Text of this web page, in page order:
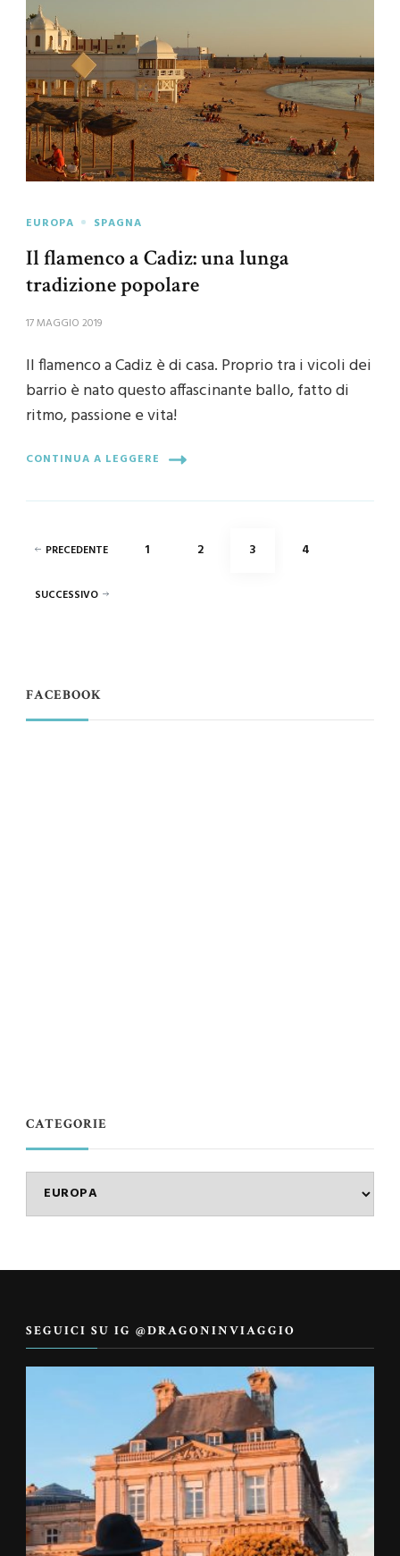
EUROPA SPAGNA
Il flamenco a Cadiz: una lunga
tradizione popolare
17 MAGGIO 2019
Il flamenco a Cadiz è di casa. Proprio tra i vicoli dei
barrio è nato questo affascinante ballo, fatto di
ritmo, passione e vita!
CONTINUA A LEGGERE
Paginazione
articoli
PRECEDENTE PAGINA
1 PAGINA
2 PAGINA
3 PAGINA
4
SUCCESSIVO
FACEBOOK
CATEGORIE
Categorie
SEGUICI SU IG @DRAGONINVIAGGIO